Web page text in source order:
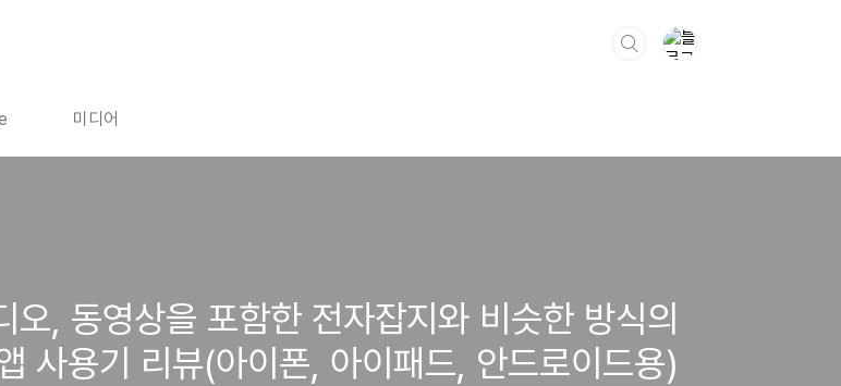
미디어
, 동영상을 포함한 전자잡지와 비슷한 방식의
용기 리뷰(아이폰, 아이패드, 안드로이드용)